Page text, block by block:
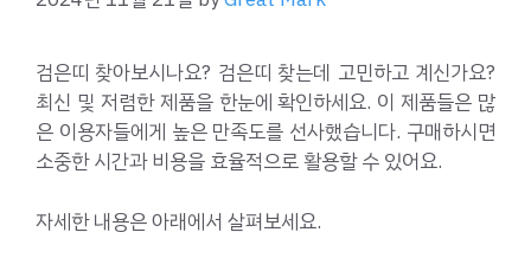
검은띠 찾아보시나요? 검은띠 찾는데 고민하고 계신가요?
최신 및 저렴한 제품을 한눈에 확인하세요. 이 제품들은 많
은 이용자들에게 높은 만족도를 선사했습니다. 구매하시면
소중한 시간과 비용을 효율적으로 활용할 수 있어요.
자세한 내용은 아래에서 살펴보세요.